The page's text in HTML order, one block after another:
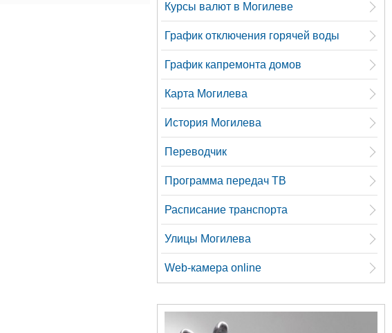
Курсы валют в Могилеве
График отключения горячей воды
График капремонта домов
Карта Могилева
История Могилева
Переводчик
Программа передач ТВ
Расписание транспорта
Улицы Могилева
Web-камера online